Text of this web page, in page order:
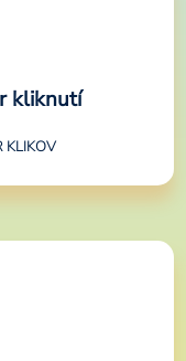
kliknutí
KLIKOV